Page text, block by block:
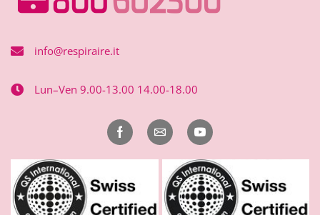
info@respiraire.it
Lun–Ven 9.00-13.00 14.00-18.00